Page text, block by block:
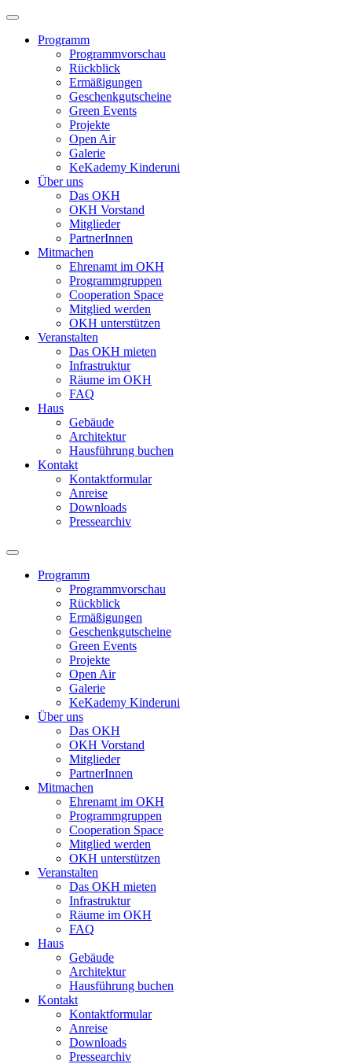
Programm
Programmvorschau
Rückblick
Ermäßigungen
Geschenkgutscheine
Green Events
Projekte
Open Air
Galerie
KeKademy Kinderuni
Über uns
Das OKH
OKH Vorstand
Mitglieder
PartnerInnen
Mitmachen
Ehrenamt im OKH
Programmgruppen
Cooperation Space
Mitglied werden
OKH unterstützen
Veranstalten
Das OKH mieten
Infrastruktur
Räume im OKH
FAQ
Haus
Gebäude
Architektur
Hausführung buchen
Kontakt
Kontaktformular
Anreise
Downloads
Pressearchiv
Programm
Programmvorschau
Rückblick
Ermäßigungen
Geschenkgutscheine
Green Events
Projekte
Open Air
Galerie
KeKademy Kinderuni
Über uns
Das OKH
OKH Vorstand
Mitglieder
PartnerInnen
Mitmachen
Ehrenamt im OKH
Programmgruppen
Cooperation Space
Mitglied werden
OKH unterstützen
Veranstalten
Das OKH mieten
Infrastruktur
Räume im OKH
FAQ
Haus
Gebäude
Architektur
Hausführung buchen
Kontakt
Kontaktformular
Anreise
Downloads
Pressearchiv